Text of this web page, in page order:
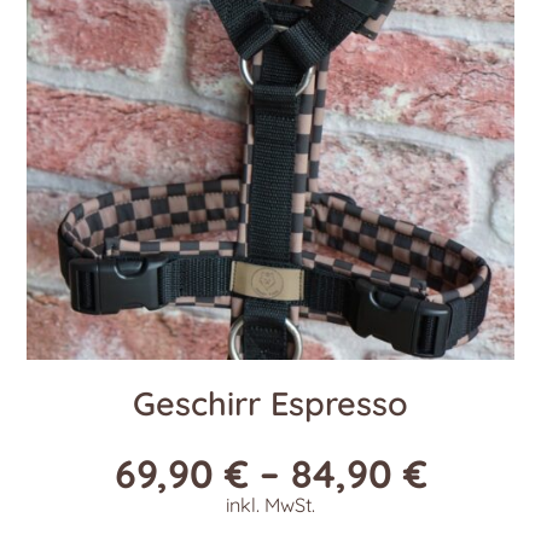
Geschirr Espresso
69,90€ – 84,90€
inkl. MwSt.